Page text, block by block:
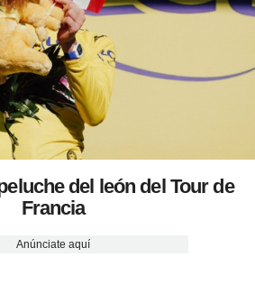
del león del Tour de
Francia
Anúnciate aquí